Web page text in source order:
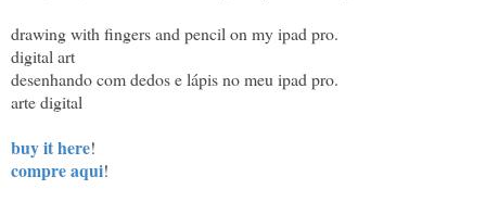
drawing with fingers and pencil on my ipad pro.
digital art
desenhando com dedos e lápis no meu ipad pro.
arte digital
buy it here!
compre aqui!